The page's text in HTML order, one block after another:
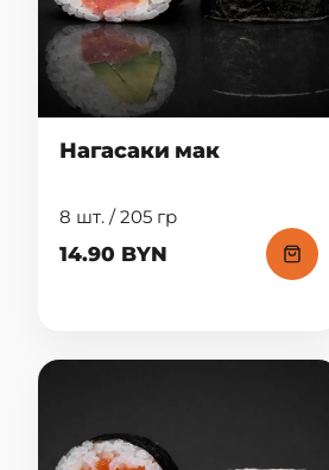
Нагасаки мак
8 шт. / 205 гр
14.90 BYN